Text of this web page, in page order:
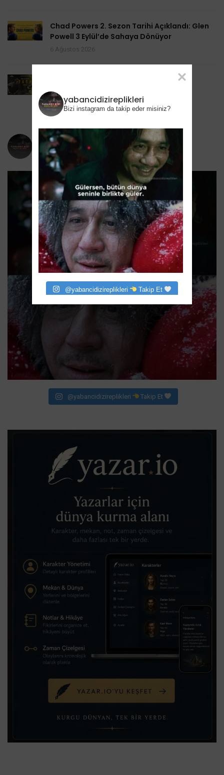
Chad Powers 2. Sezon Tarihi Açıklandı: Glen
Powell 3 Eylül’de Sahaya Dönüyor
Task 2. Sezona Yenilendi: Mark Ruffalo
HBO’nun Suç Dramanına Geri Dönüyor
6 Ağustos 2026
yabancidizireplikleri
Bizi instagram da takip eder misiniz?
@yabancidizireplikleri Takip Et
yabancidizireplikleri
Bizi instagram da takip eder misiniz?
@yabancidizireplikleri Takip Et